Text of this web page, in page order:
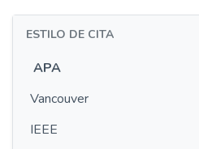
ESTILO DE CITA
APA
Vancouver
IEEE